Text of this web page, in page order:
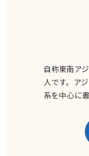
自称東南ア
人です。ア
系を中心に書